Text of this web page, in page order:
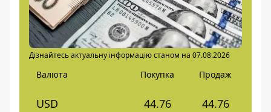
Дізнайтесь актуальну інформацію станом на 07.08.2026
Валюта Покупка Продаж
USD 44.76 44.76